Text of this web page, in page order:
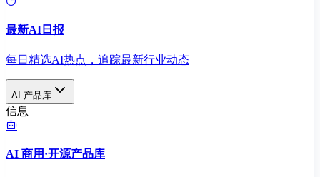
最新AI日报
每日精选AI热点，追踪最新行业动态
AI 产品库
信息
AI 商用·开源产品库